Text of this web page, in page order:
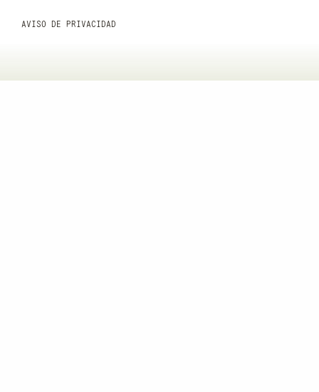
AVISO DE PRIVACIDAD